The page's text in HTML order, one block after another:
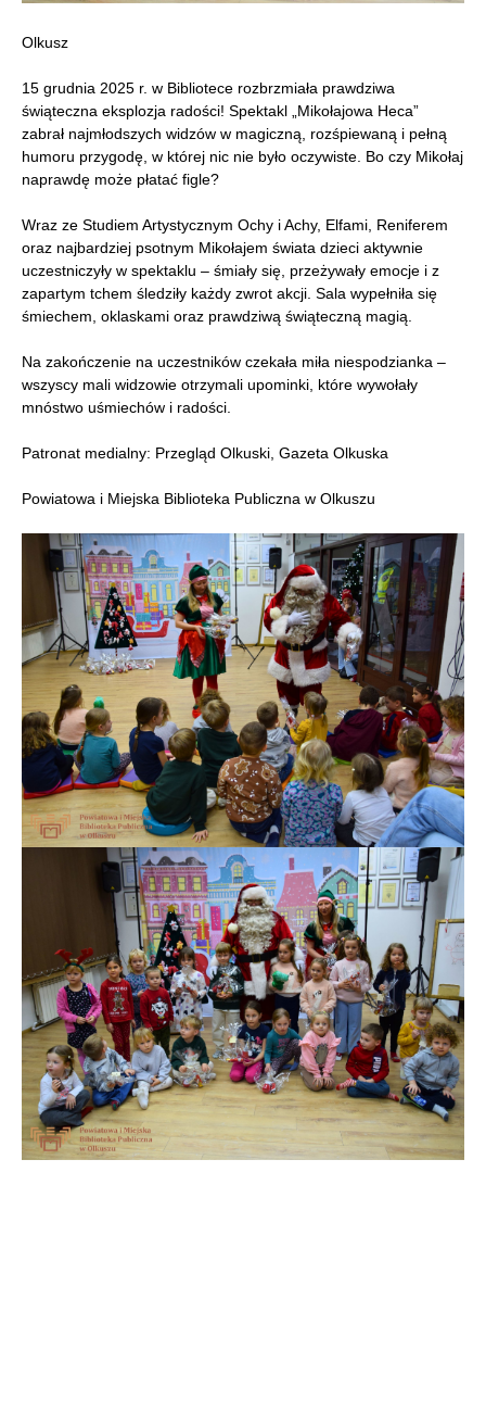
Olkusz
15 grudnia 2025 r. w Bibliotece rozbrzmiała prawdziwa
świąteczna eksplozja radości! Spektakl „Mikołajowa Heca”
zabrał najmłodszych widzów w magiczną, rozśpiewaną i pełną
humoru przygodę, w której nic nie było oczywiste. Bo czy Mikołaj
naprawdę może płatać figle?
Wraz ze Studiem Artystycznym Ochy i Achy, Elfami, Reniferem
oraz najbardziej psotnym Mikołajem świata dzieci aktywnie
uczestniczyły w spektaklu – śmiały się, przeżywały emocje i z
zapartym tchem śledziły każdy zwrot akcji. Sala wypełniła się
śmiechem, oklaskami oraz prawdziwą świąteczną magią.
Na zakończenie na uczestników czekała miła niespodzianka –
wszyscy mali widzowie otrzymali upominki, które wywołały
mnóstwo uśmiechów i radości.
Patronat medialny: Przegląd Olkuski, Gazeta Olkuska
Powiatowa i Miejska Biblioteka Publiczna w Olkuszu